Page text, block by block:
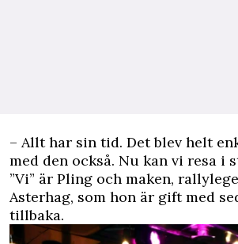
– Allt har sin tid. Det blev helt
med den också. Nu kan vi resa i
”Vi” är Pling och maken,
Asterhag, som hon är gift med
tillbaka.